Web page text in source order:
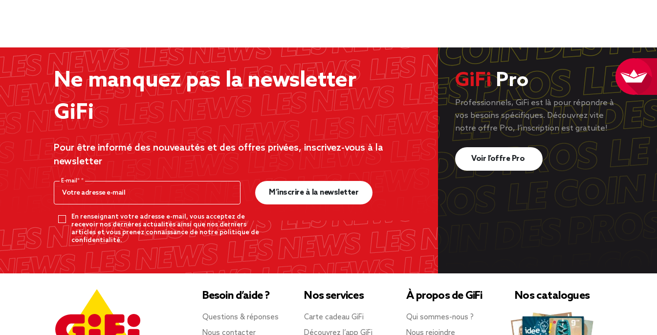
Ne manquez pas la newsletter
GiFi
Pour être informé des nouveautés et des offres privées, inscrivez-vous à la
newsletter
E-mail*
En renseignant votre adresse e-mail, vous acceptez de
recevoir nos dernères actualités ainsi que nos derniers
articles et vous prenez connaissance de notre politique de
confidentialité.
M’inscrire à la newsletter
GiFiPro
Professionnels, GiFi est là pour répondre à
vos besoins spécifiques. Découvrez vite
notre offre Pro, l’inscription est gratuite!
Voir l’offre Pro
Besoin d’aide ?
Questions & réponses
Nous contacter
Nos services
Carte cadeau GiFi
Découvrez l’app GiFi
À propos de GiFi
Qui sommes-nous ?
Nous rejoindre
Nos catalogues